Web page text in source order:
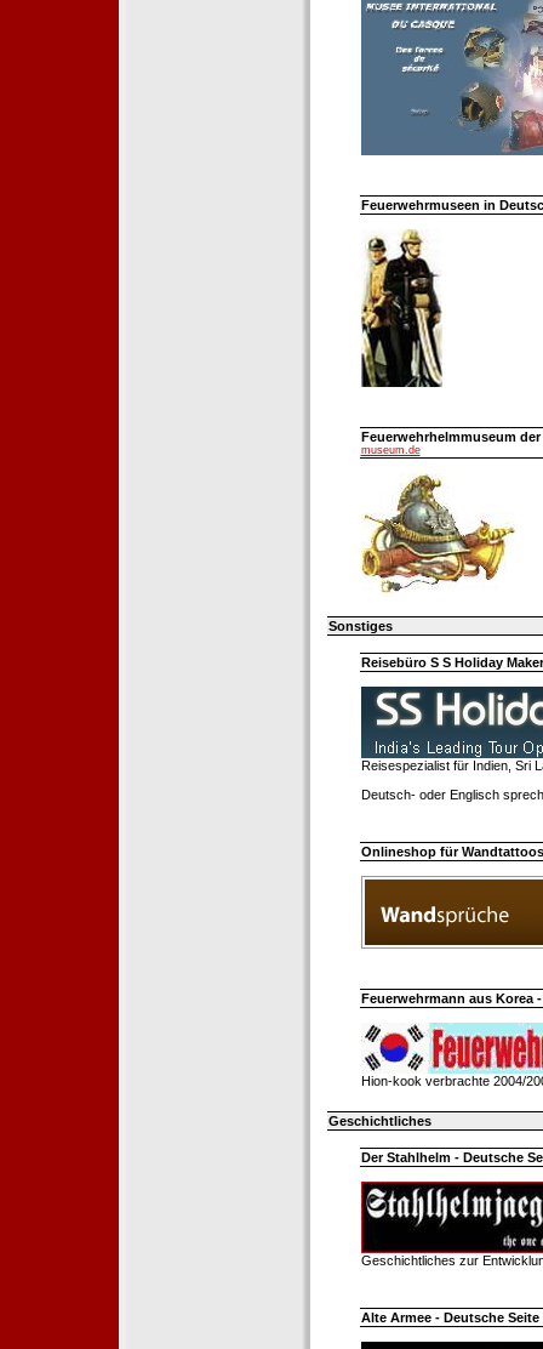
Feuerwehrmuseen in
Feuerwehrhelmmuseum
museum.de
Sonstiges
Reisebüro S S Holiday
Reisespezialist für Indien, Sri
Deutsch- oder Englisch
Onlineshop für Wandtattoos
Feuerwehrmann aus Korea
Hion-kook verbrachte 2004/
Geschichtliches
Der Stahlhelm - Deutsche
Geschichtliches zur
Alte Armee - Deutsche Seite